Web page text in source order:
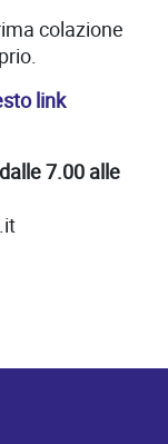
colazione
link
7.00 alle